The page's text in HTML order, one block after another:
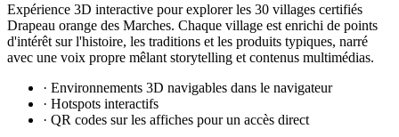
Expérience 3D interactive pour explorer les 30 villages certifiés
Drapeau orange des Marches. Chaque village est enrichi de points
d'intérêt sur l'histoire, les traditions et les produits typiques, narré
avec une voix propre mêlant storytelling et contenus multimédias.
· Environnements 3D navigables dans le navigateur
· Hotspots interactifs
· QR codes sur les affiches pour un accès direct